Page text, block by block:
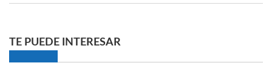
TE PUEDE INTERESAR